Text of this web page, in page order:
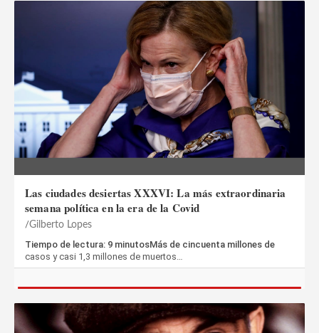
Las ciudades desiertas XXXVI: La más extraordinaria
semana política en la era de la Covid
Gilberto Lopes
Tiempo de lectura: 9 minutosMás de cincuenta millones de
casos y casi 1,3 millones de muertos…